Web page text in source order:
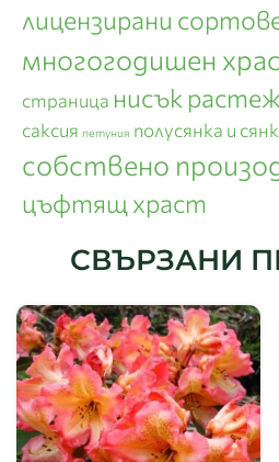
лицензирани
многогодишен
страница нисък растеж
саксия петуния полусянка и
собствено
цъфтящ храст
СВЪРЗАНИ